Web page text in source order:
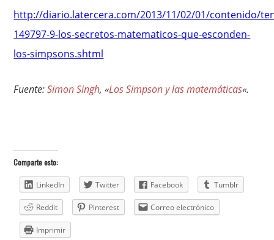
http://diario.latercera.com/2013/11/02/01/contenido/
149797-9-los-secretos-matematicos-que-esconden-
los-simpsons.shtml
Fuente:Simon Singh, «Los Simpson y las matemáticas«.
Comparte esto:
LinkedIn Twitter Facebook Tumblr
Reddit Pinterest Correo electrónico
Imprimir